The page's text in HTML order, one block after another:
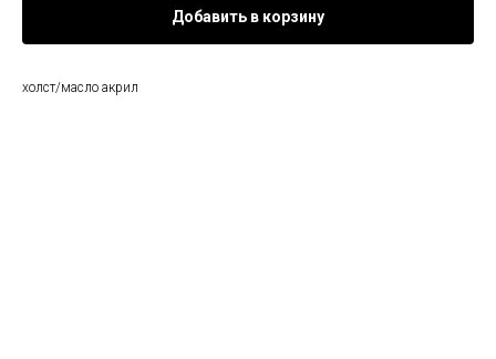
Добавить в корзину
холст/масло акрил